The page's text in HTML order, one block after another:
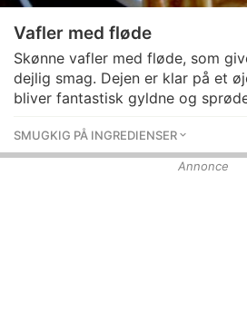
Vafler med fløde
Skønne vafler med fløde, som
dejlig smag. Dejen er klar på et
bliver fantastisk gyldne og
SMUGKIG PÅ INGREDIENSER
Annonce